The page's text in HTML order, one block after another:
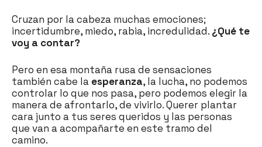
Cruzan por la cabeza muchas emociones;
incertidumbre, miedo, rabia, incredulidad. ¿Qué te
voy a contar?
Pero en esa montaña rusa de sensaciones
también cabe la esperanza, la lucha, no podemos
controlar lo que nos pasa, pero podemos elegir la
manera de afrontarlo, de vivirlo. Querer plantar
cara junto a tus seres queridos y las personas
que van a acompañarte en este tramo del
camino.